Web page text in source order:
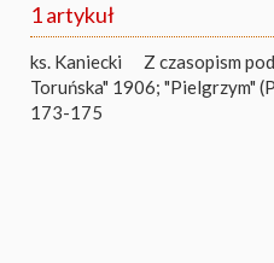
1 artykuł
ks. Kaniecki
Z czasopism
Toruńska" 1906; "Pielgrzym"
173-175